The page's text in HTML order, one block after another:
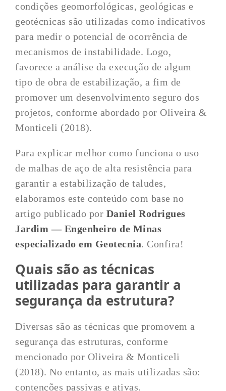
condições geomorfológicas, geológicas e
geotécnicas são utilizadas como indicativos
para medir o potencial de ocorrência de
mecanismos de instabilidade. Logo,
favorece a análise da execução de algum
tipo de obra de estabilização, a fim de
promover um desenvolvimento seguro dos
projetos, conforme abordado por Oliveira &
Monticeli (2018).
Para explicar melhor como funciona o uso
de malhas de aço de alta resistência para
garantir a estabilização de taludes,
elaboramos este conteúdo com base no
artigo publicado por Daniel Rodrigues
Jardim—Engenheiro de Minas
especializado em Geotecnia. Confira!
Quais são as técnicas
utilizadas para garantir a
segurança da estrutura?
Diversas são as técnicas que promovem a
segurança das estruturas, conforme
mencionado por Oliveira & Monticeli
(2018). No entanto, as mais utilizadas são:
contenções passivas e ativas.